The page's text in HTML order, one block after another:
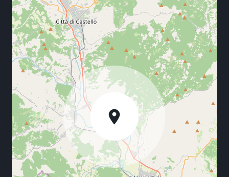
und verfügt über Holzbalkendecken, rote Dachziegel
und moderne Einbauten. Überall wurden Materialien
aus der Region wie Holz, Stein und rote Ziegel
verwendet, die eine einladende Atmosphäre schaffen.
Das minimalistische Interieur wird durch eine private
Sammlung lokaler Gemälde ergänzt, die dem Raum
eine persönliche Note verleihen.
Außenbereich
Vom mediterranen Garten des Anwesens, der sich
über 20.000 m² erstreckt und einen Fitnessbereich
umfasst, hat man einen atemberaubenden Blick auf
die Berge. Das traditionelle Steinhaus verfügt über
zwei Terrassen, eine überdachte Terrasse mit